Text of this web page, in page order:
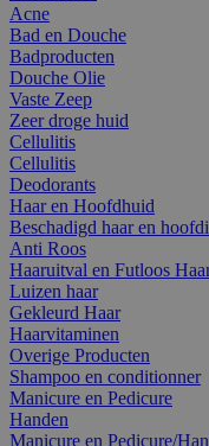
Acne
Bad en Douche
Badproducten
Douche Olie
Vaste Zeep
Zeer droge huid
Cellulitis
Cellulitis
Deodorants
Haar en Hoofdhuid
Beschadigd haar en
Anti Roos
Haaruitval en Futloos
Luizen haar
Gekleurd Haar
Haarvitaminen
Overige Producten
Shampoo en conditionner
Manicure en Pedicure
Handen
Manicure en Pedicure/